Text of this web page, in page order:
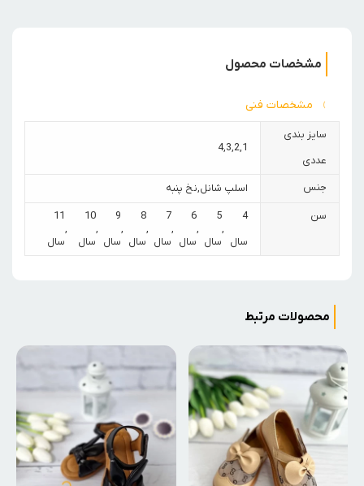
مشخصات محصول
مشخصات فنی
سایز بندی
عددی
1
,
2
,
3
,
4
جنس اسلپ شانل,نخ پنبه
سن
4
سال
,
5
سال
,
6
سال
,
7
سال
,
8
سال
,
9
سال
,
10
سال
,
11
سال
محصولات مرتبط